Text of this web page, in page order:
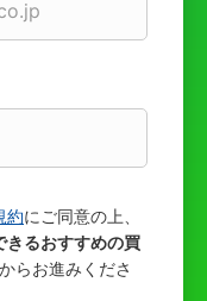
約にご同意の上、
きるおすすめの買
らお進みくださ